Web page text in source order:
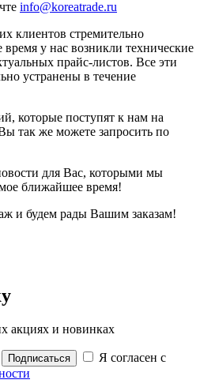
info@koreatrade.ru
клиентов стремительно
время у нас возникли технические
прайс-листов. Все эти
устранены в течение
которые поступят к нам на
так же можете запросить по
для Вас, которыми мы
ближайшее время!
и будем рады Вашим заказам!
акциях и новинках
Подписаться
Я согласен с